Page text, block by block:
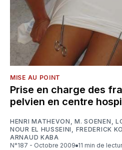
MISE AU POINT
Prise en charge des
pelvien en centre
HENRI MATHEVON ,M. SOENEN ,
NOUR EL HUSSEINI , FREDERICK
ARNAUD KABA
N°187 - Octobre 2009
11 min de